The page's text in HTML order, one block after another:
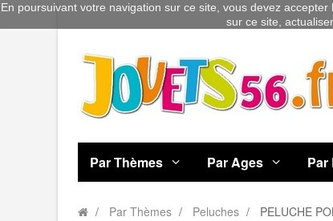
Par Thèmes Par Ages Par
Par Thèmes Peluches PELUCHE
En poursuivant votre navigation sur ce site, vous devez
sur ce site,